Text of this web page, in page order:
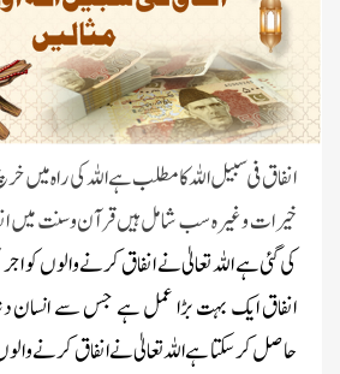
انفاق فی سبیل اللہ کا مطلب ہے اللہ کی راہ میں
خیرات وغیرہ سب شامل ہیں قرآن وسنت میں
کی گئی ہے اللہ تعالیٰ نے انفاق کرنے والوں کو
انفاق ایک بہت بڑا عمل ہے جس سے انسان
حاصل کر سکتا ہے اللہ تعالیٰ نے انفاق کرنے